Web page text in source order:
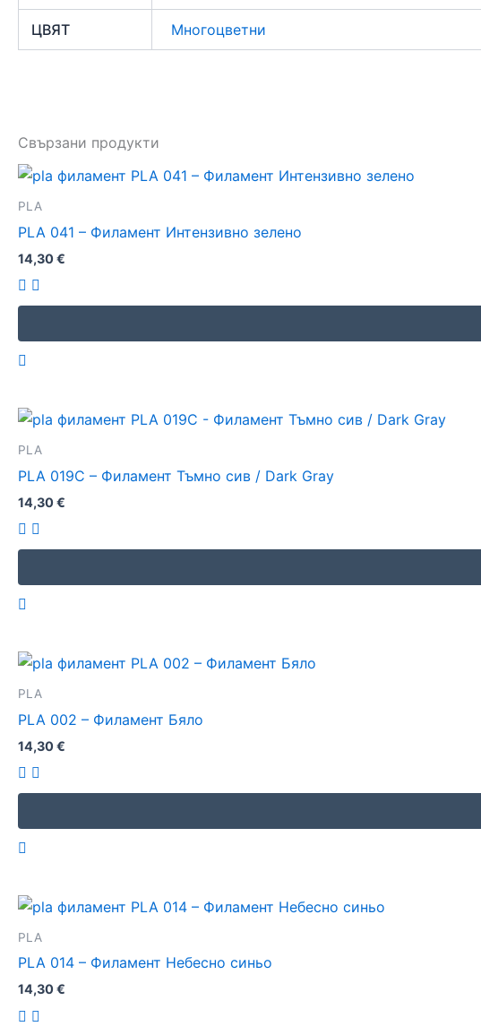
ЦВЯТ Многоцветни
Свързани продукти
PLA
PLA 041 – Филамент Интензивно зелено
14,30€
PLA
PLA 019C – Филамент Тъмно сив / Dark Gray
14,30€
PLA
PLA 002 – Филамент Бяло
14,30€
PLA
PLA 014 – Филамент Небесно синьо
14,30€